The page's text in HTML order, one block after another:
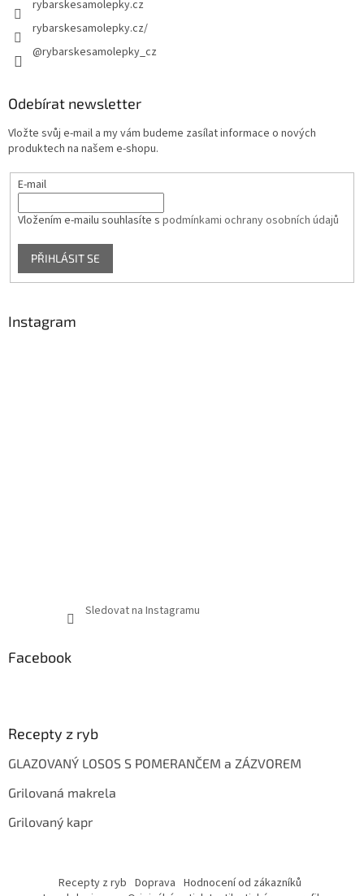
rybarskesamolepky.cz
rybarskesamolepky.cz/
@rybarskesamolepky_cz
Odebírat newsletter
Vložte svůj e-mail a my vám budeme zasílat informace o nových
produktech na našem e-shopu.
E-mail
Vložením e-mailu souhlasíte s podmínkami ochrany osobních údajů
PŘIHLÁSIT SE
Instagram
Sledovat na Instagramu
Facebook
Recepty z ryb
GLAZOVANÝ LOSOS S POMERANČEM a ZÁZVOREM
Grilovaná makrela
Grilovaný kapr
Recepty z ryb Doprava Hodnocení od zákazníků